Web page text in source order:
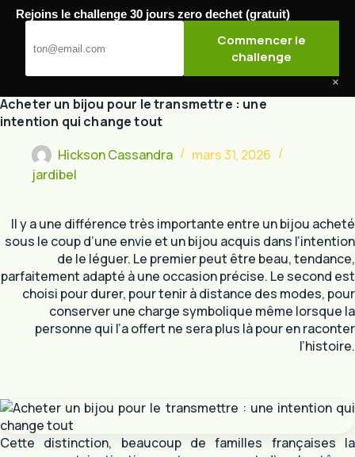
Passer
contenu
Jardibel
Acheter un bijou pour le transmettre : une
intention qui change tout
Hickson Cassandra
mars 31, 2026
jardibel
Il y a une différence très importante entre un bijou acheté
sous le coup d’une envie et un bijou acquis dans l’intention
de le léguer. Le premier peut être beau, tendance,
parfaitement adapté à une occasion précise. Le second est
choisi pour durer, pour tenir à distance des modes, pour
conserver une charge symbolique même lorsque la
personne qui l’a offert ne sera plus là pour en raconter
l’histoire.
Cette distinction, beaucoup de familles françaises la
Rejoins le challenge 30 jours zero dechet (gratuit)
Commencer le
challenge
×